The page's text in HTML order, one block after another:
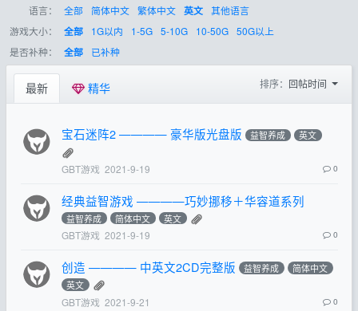
语言：
全部 简体中文 繁体中文 英文 其他语言
游戏大小：
全部 1G以内 1-5G 5-10G 10-50G 50G以上
是否补种：
全部 已补种
最新 精华 排序： 回帖时间
宝石迷阵2 ———— 豪华版光盘版 益智养成 英文
GBT游戏 2021-9-19 0
经典益智游戏 ————巧妙挪移＋华容道系列
益智养成 简体中文 英文
GBT游戏 2021-9-19 0
创造 ———— 中英文2CD完整版 益智养成
简体中文
英文
GBT游戏 2021-9-21 0